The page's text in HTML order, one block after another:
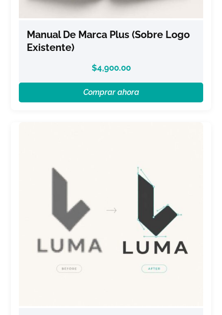
Manual De Marca Plus (sobre Logo
Existente)
$4,900.00
Comprar ahora